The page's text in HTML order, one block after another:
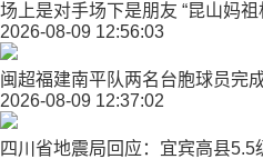
场上是对手场下是朋友 “昆山妈
2026-08-09 12:56:03
闽超福建南平队两名台胞球员完
2026-08-09 12:37:02
四川省地震局回应：宜宾高县